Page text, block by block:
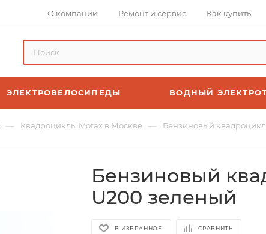
О компании Ремонт и сервис Как купить
ЭЛЕКТРОВЕЛОСИПЕДЫ ВОДНЫЙ
— Квадроциклы Motax в Москве — Бензиновый квадроцикл
Бензиновый
U200 зеленый
В ИЗБРАННОЕ СРАВНИТЬ